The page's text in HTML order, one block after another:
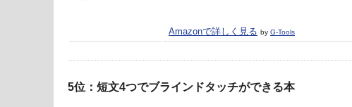
Amazonで詳しく見る by G-Tools
5位：短文4つでブラインドタッチができる本